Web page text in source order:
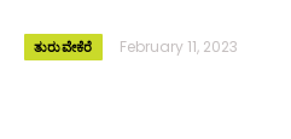
ತುರುವೇಕೆರೆ February 11, 2023